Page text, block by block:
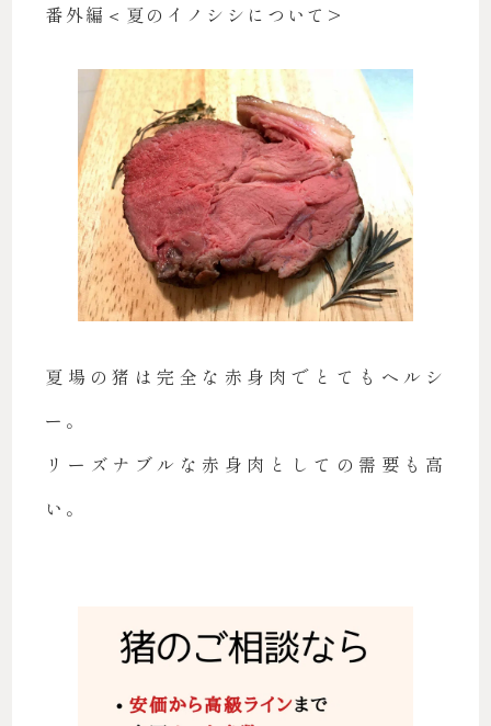
番外編＜夏のイノシシについて>
夏場の猪は完全な赤身肉でとてもヘルシ
ー。
リーズナブルな赤身肉としての需要も高
い。